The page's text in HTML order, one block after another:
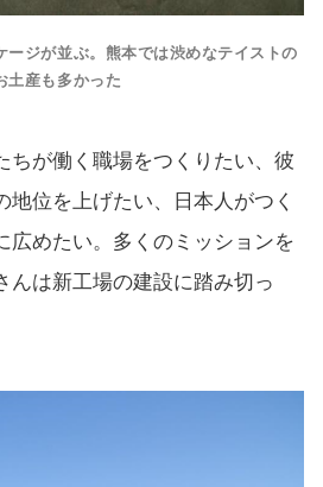
ージが並ぶ。熊本では渋めなテイストの
土産も多かった
ちが働く職場をつくりたい、彼
地位を上げたい、日本人がつく
広めたい。多くのミッションを
んは新工場の建設に踏み切っ